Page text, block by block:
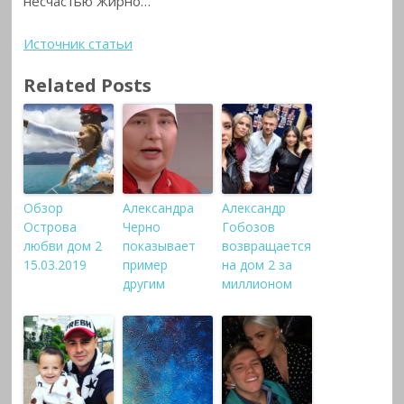
Источник статьи
Related Posts
Обзор
Острова
любви дом 2
15.03.2019
Александра
Черно
показывает
пример
другим
Александр
Гобозов
возвращается
на дом 2 за
миллионом